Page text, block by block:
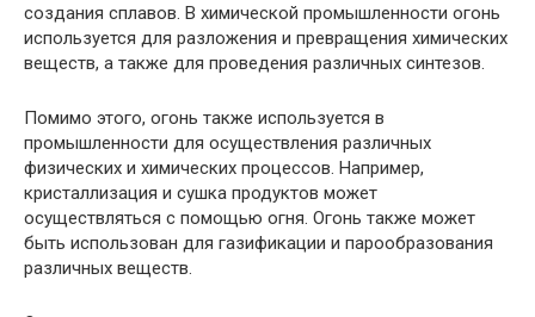
создания сплавов. В химической промышленности огонь
используется для разложения и превращения химических
веществ, а также для проведения различных синтезов.
Помимо этого, огонь также используется в
промышленности для осуществления различных
физических и химических процессов. Например,
кристаллизация и сушка продуктов может
осуществляться с помощью огня. Огонь также может
быть использован для газификации и парообразования
различных веществ.